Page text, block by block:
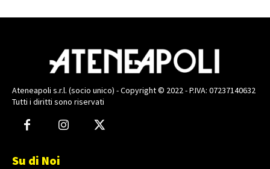
Ateneapoli s.r.l. (socio unico) - Copyright © 2022 - P.IVA: 07237140632
Tutti i diritti sono riservati
Su di Noi